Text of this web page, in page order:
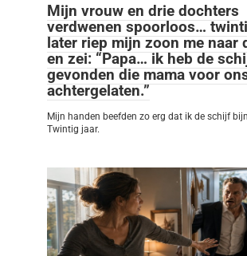
Mijn vrouw en drie dochters
verdwenen spoorloos…
later riep mijn zoon me naar
en zei: “Papa… ik heb de
gevonden die mama voor
achtergelaten.”
Mijn handen beefden zo erg dat ik de schijf
Twintig jaar.